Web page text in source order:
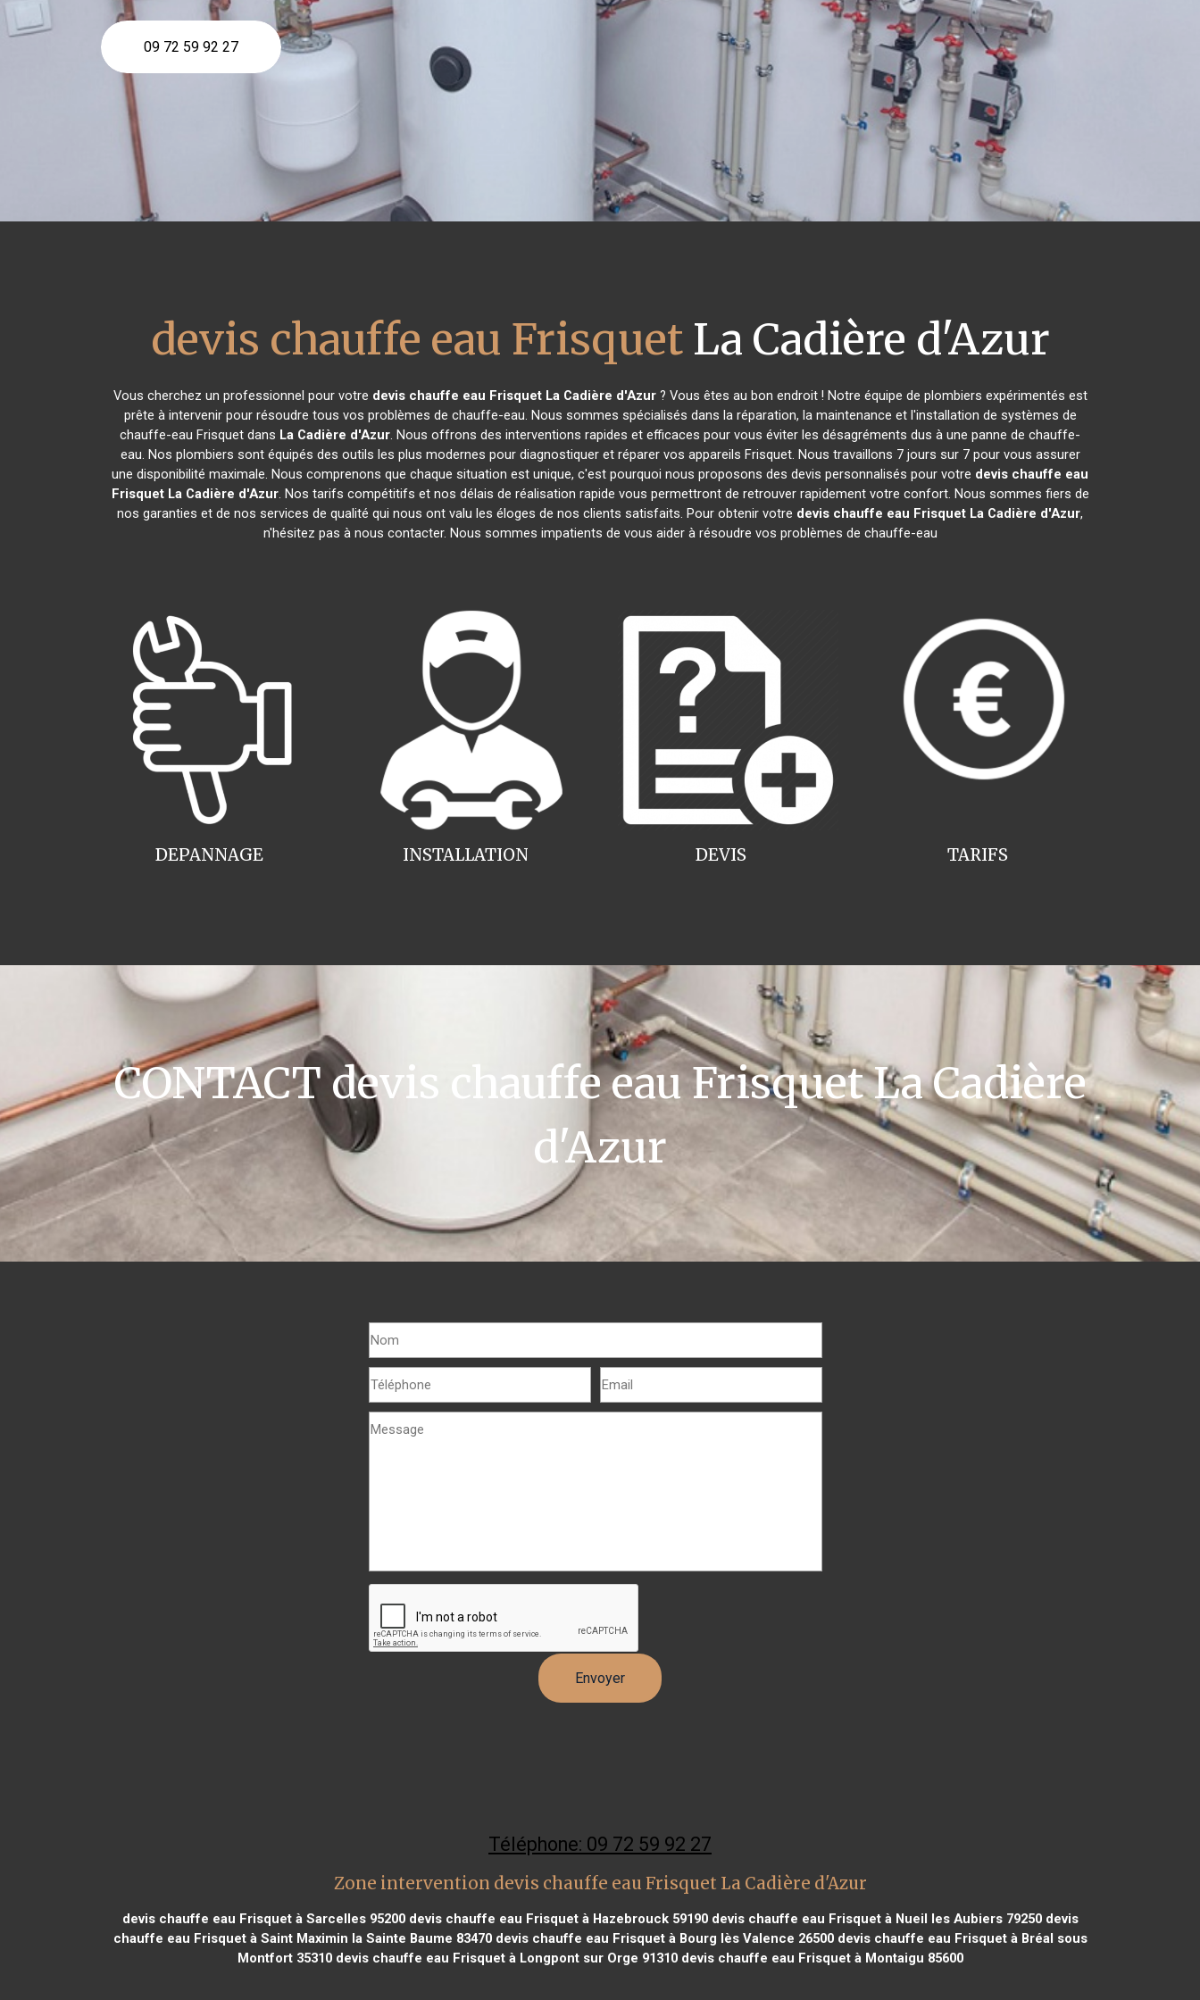
09 72 59 92 27
devis chauffe eau FrisquetLa Cadière d'Azur
Vous cherchez un professionnel pour votre devis chauffe eau Frisquet La Cadière d'Azur? Vous êtes au bon endroit ! Notre équipe de plombiers expérimentés est
prête à intervenir pour résoudre tous vos problèmes de chauffe-eau. Nous sommes spécialisés dans la réparation, la maintenance et l'installation de systèmes de
chauffe-eau Frisquet dans La Cadière d'Azur. Nous offrons des interventions rapides et efficaces pour vous éviter les désagréments dus à une panne de chauffe-
eau. Nos plombiers sont équipés des outils les plus modernes pour diagnostiquer et réparer vos appareils Frisquet. Nous travaillons 7 jours sur 7 pour vous assurer
une disponibilité maximale. Nous comprenons que chaque situation est unique, c'est pourquoi nous proposons des devis personnalisés pour votre devis chauffe eau
Frisquet La Cadière d'Azur. Nos tarifs compétitifs et nos délais de réalisation rapide vous permettront de retrouver rapidement votre confort. Nous sommes fiers de
nos garanties et de nos services de qualité qui nous ont valu les éloges de nos clients satisfaits. Pour obtenir votre devis chauffe eau Frisquet La Cadière d'Azur,
n'hésitez pas à nous contacter. Nous sommes impatients de vous aider à résoudre vos problèmes de chauffe-eau
INSTALLATION
DEPANNAGE TARIFS
DEVIS
CONTACT devis chauffe eau Frisquet La Cadière
d'Azur
Téléphone: 09 72 59 92 27
Zone intervention devis chauffe eau Frisquet La Cadière d'Azur
devis chauffe eau Frisquet à Sarcelles 95200devis chauffe eau Frisquet à Hazebrouck 59190devis chauffe eau Frisquet à Nueil les Aubiers 79250devis
chauffe eau Frisquet à Saint Maximin la Sainte Baume 83470devis chauffe eau Frisquet à Bourg lès Valence 26500devis chauffe eau Frisquet à Bréal sous
Montfort 35310devis chauffe eau Frisquet à Longpont sur Orge 91310devis chauffe eau Frisquet à Montaigu 85600